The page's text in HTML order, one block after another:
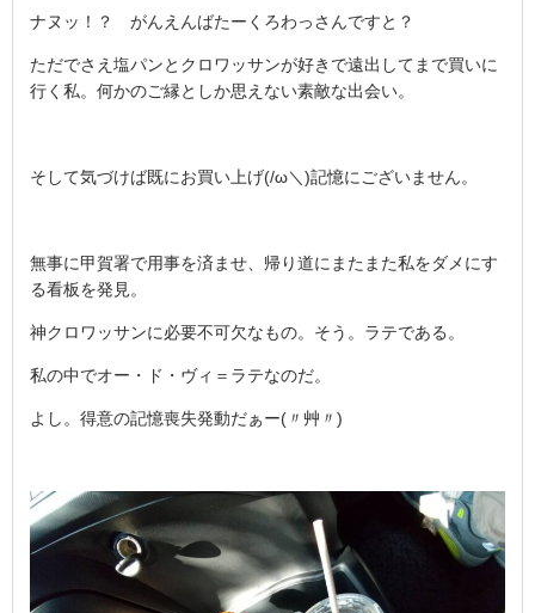
ナヌッ！？ がんえんばたーくろわっさんですと？
ただでさえ塩パンとクロワッサンが好きで遠出してまで買いに
行く私。何かのご縁としか思えない素敵な出会い。
そして気づけば既にお買い上げ(/ω＼)記憶にございません。
無事に甲賀署で用事を済ませ、帰り道にまたまた私をダメにす
る看板を発見。
神クロワッサンに必要不可欠なもの。そう。ラテである。
私の中でオー・ド・ヴィ＝ラテなのだ。
よし。得意の記憶喪失発動だぁー(〃艸〃)